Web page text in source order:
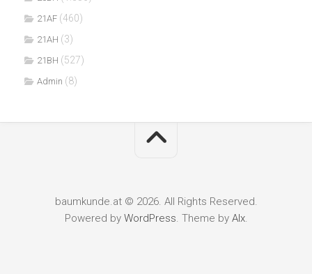
21AF (460)
21AH (3)
21BH (527)
Admin (8)
baumkunde.at © 2026. All Rights Reserved.
Powered by WordPress. Theme by Alx.